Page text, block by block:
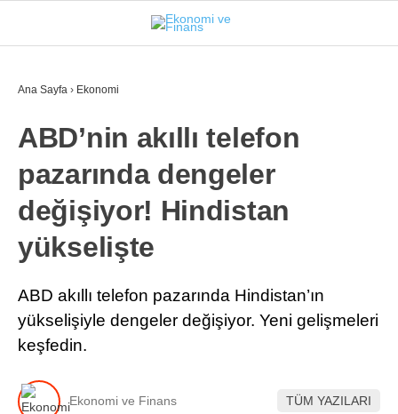
İSTANBUL
GÜNDEM
EKONOMI
FINANS
BORSA
KRIPTO
SEKTÖRLER
OTOMOBIL
Ana Sayfa › Ekonomi
ABD’nin akıllı telefon
pazarında dengeler
değişiyor! Hindistan
yükselişte
ABD akıllı telefon pazarında Hindistan’ın
yükselişiyle dengeler değişiyor. Yeni gelişmeleri
keşfedin.
Ekonomi ve Finans TÜM YAZILARI